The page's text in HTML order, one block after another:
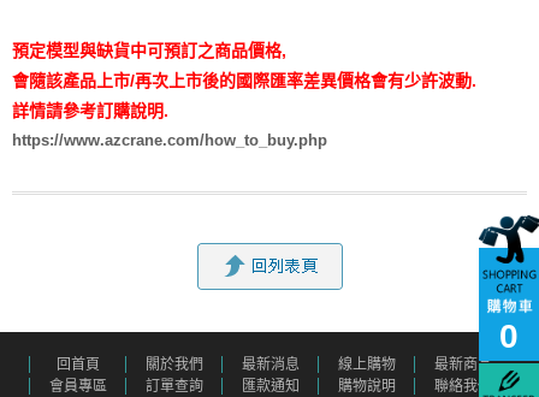
預定模型與缺貨中可預訂之商品價格,
會隨該產品上市/再次上市後的國際匯率差異價格會有少許波動.
詳情請參考訂購說明.
https://www.azcrane.com/how_to_buy.php
回首頁 關於我們 最新消息 線上購物
最新商品
會員專區
訂單查詢 匯款通知 購物說明
聯絡我們
0